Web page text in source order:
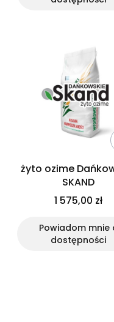
żyto ozime
SKAND
1 575,00 zł
Powiadom mnie
dostępności